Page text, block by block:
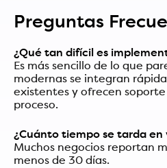
Preguntas
¿Qué tan difícil es
Es más sencillo de lo que
modernas se integran
existentes y ofrecen
proceso.
¿Cuánto tiempo se tarda en
Muchos negocios reportan
menos de 30 días.